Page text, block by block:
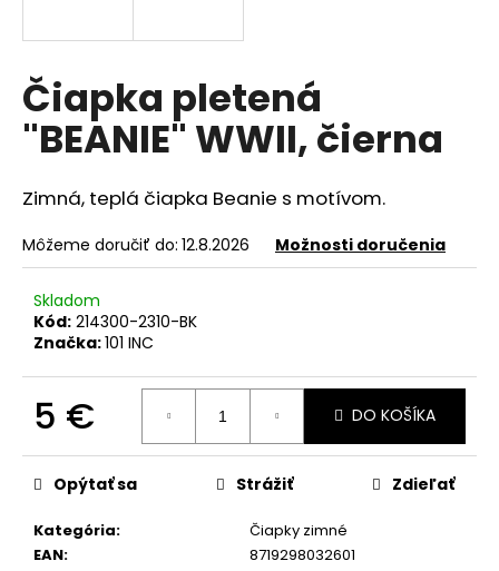
Čiapka pletená
"BEANIE" WWII, čierna
Zimná, teplá čiapka Beanie s motívom.
Môžeme doručiť do: 12.8.2026 Možnosti doručenia
Skladom
Kód: 214300-2310-BK
Značka:101 INC
5 €
cena:
DO KOŠÍKA
Kategória:
Čiapky zimné
EAN: 8719298032601
Opýtať sa Strážiť Zdieľať
s
ť
?
HĽADAŤ
O
d
p
o
r
ú
a
m